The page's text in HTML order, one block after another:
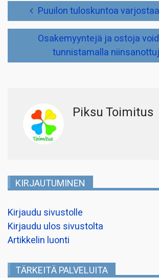
ArtikkelienPuuilon tuloskuntoa
Osakemyyntejä ja ostoja
tunnistamalla
Piksu Toimitus
KIRJAUTUMINEN
Kirjaudu sivustolle
Kirjaudu ulos sivustolta
Artikkelin luonti
TÄRKEITÄ PALVELUITA